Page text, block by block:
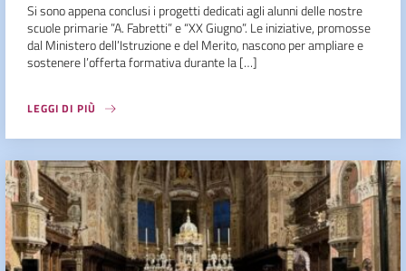
Si sono appena conclusi i progetti dedicati agli alunni delle nostre
scuole primarie ”A. Fabretti” e “XX Giugno”. Le iniziative, promosse
dal Ministero dell’Istruzione e del Merito, nascono per ampliare e
sostenere l’offerta formativa durante la […]
LEGGI DI PIÙ